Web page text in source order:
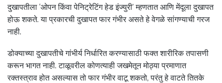
दुखापतीला ‘ओपन किंवा पेनिट्रेटिंग हेड इंज्युरी’ म्हणतात आणि मेंदूला दुखापत
होऊ शकते. या प्रकारची दुखापत फार गंभीर असते हे वेगळे सांगण्याची गरज
नाही.
डोक्याच्या दुखापतीचे गांभीर्य निर्धारित करण्यासाठी फक्त शारीरिक तपासणी
करून भागत नाही. टाळूवरील कोणत्याही जखमेतून मोठ्या प्रमाणात
रक्तस्त्राव होत असल्यास तो फार गंभीर वाटू शकतो, परंतु हे वाटते तितके